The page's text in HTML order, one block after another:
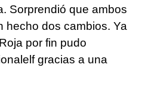
Sorprendió que ambos
hecho dos cambios. Ya
por fin pudo
gracias a una